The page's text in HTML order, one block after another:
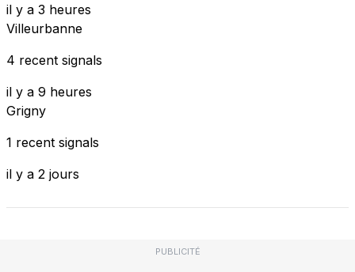
il y a 3 heures
Villeurbanne
4 recent signals
il y a 9 heures
Grigny
1 recent signals
il y a 2 jours
PUBLICITÉ